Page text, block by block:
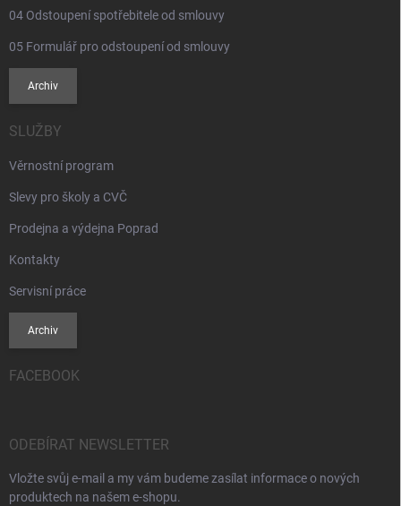
04 Odstoupení spotřebitele od smlouvy
05 Formulář pro odstoupení od smlouvy
Archiv
SLUŽBY
Věrnostní program
Slevy pro školy a CVČ
Prodejna a výdejna Poprad
Kontakty
Servisní práce
Archiv
FACEBOOK
ODEBÍRAT NEWSLETTER
Vložte svůj e-mail a my vám budeme zasílat informace o nových
produktech na našem e-shopu.